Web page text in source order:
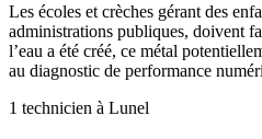
Les écoles et crèches gérant des
administrations publiques, doivent
l’eau a été créé, ce métal
au diagnostic de performance
1 technicien à Lunel